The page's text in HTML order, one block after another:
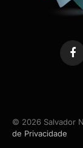
© 2026 Salvador
de Privacidade